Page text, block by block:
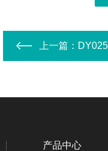
上一篇：
产品中心